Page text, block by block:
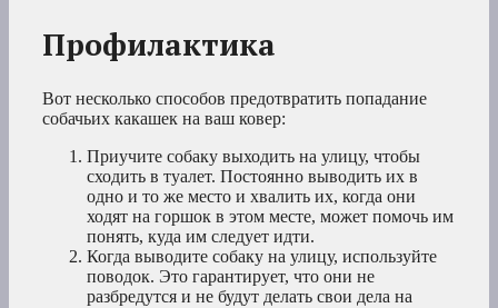
Профилактика
Вот несколько способов предотвратить попадание
собачьих какашек на ваш ковер:
Приучите собаку выходить на улицу, чтобы
сходить в туалет. Постоянно выводить их в
одно и то же место и хвалить их, когда они
ходят на горшок в этом месте, может помочь им
понять, куда им следует идти.
Когда выводите собаку на улицу, используйте
поводок. Это гарантирует, что они не
разбредутся и не будут делать свои дела на